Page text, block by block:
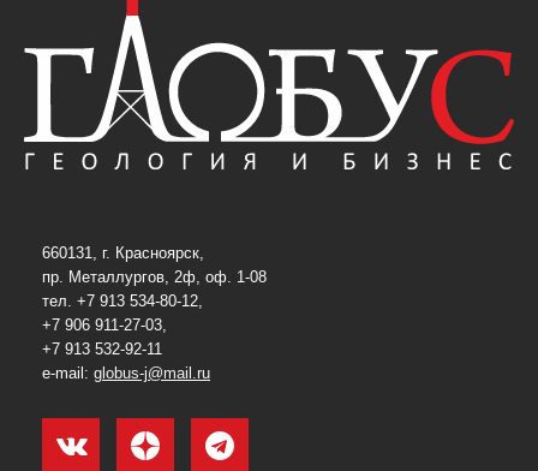
660131, г. Красноярск,
пр. Металлургов, 2ф, оф. 1-08
тел. +7 913 534-80-12,
+7 906 911-27-03,
+7 913 532-92-11
e-mail: globus-j@mail.ru